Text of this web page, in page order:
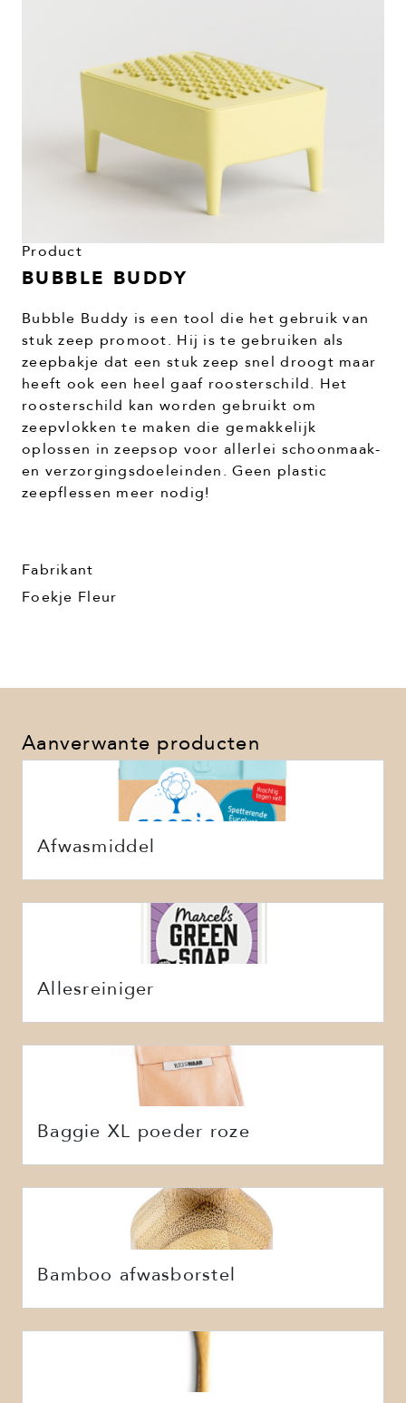
Product
BUBBLE BUDDY
Bubble Buddy is een tool die het gebruik van
stuk zeep promoot. Hij is te gebruiken als
zeepbakje dat een stuk zeep snel droogt maar
heeft ook een heel gaaf roosterschild. Het
roosterschild kan worden gebruikt om
zeepvlokken te maken die gemakkelijk
oplossen in zeepsop voor allerlei schoonmaak-
en verzorgingsdoeleinden. Geen plastic
zeepflessen meer nodig!
Fabrikant
Foekje Fleur
Aanverwante producten
Afwasmiddel
Allesreiniger
Baggie XL poeder roze
Bamboo afwasborstel